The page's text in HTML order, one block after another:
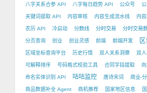
八字关系合参 API 八字每日趋势 API 公众号
关键词提取 API 内容审核 内容生成流水线 内
农历 API 冷启动 分数线 分时交易 分时交易
分页查询 创业 创业灵感 前端 前端开发
区域坐标查询平台 历史行情 双人关系洞察 双
可解释排序 号码格式校验工具 合同字段提取
命名实体识别 API 咕咕监控 唐诗宋词 商业-
商品数据补全 Agent 商机推荐 国家地区信息